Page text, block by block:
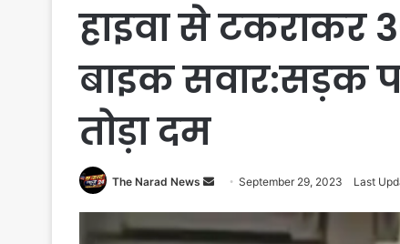
हाइवा से टकराकर
बाइक सवार:सड़क
तोड़ा दम
The Narad News
Send September 29, 2023 Last